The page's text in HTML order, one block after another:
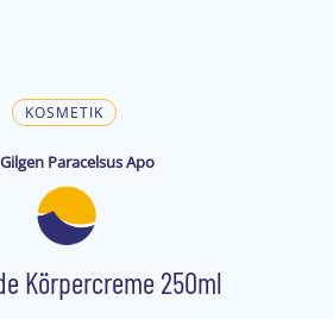
KOSMETIK
Paracelsus Apo
Körpercreme 250ml